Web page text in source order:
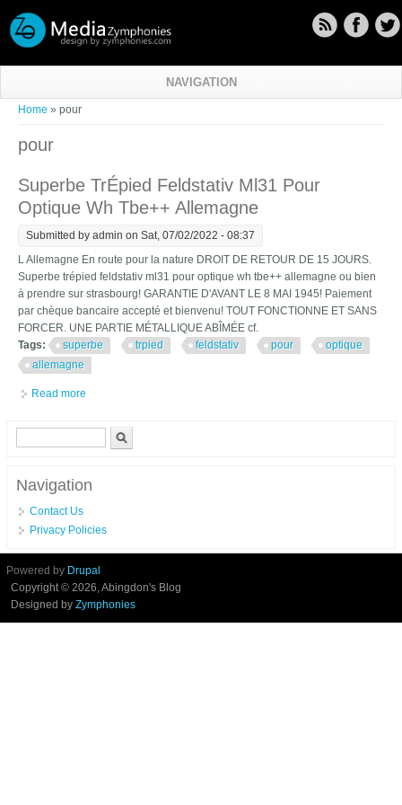
NAVIGATION
You are here
Home » pour
pour
Superbe TrÉpied Feldstativ Ml31 Pour
Optique Wh Tbe++ Allemagne
Submitted by admin on Sat, 07/02/2022 - 08:37
L Allemagne En route pour la nature DROIT DE RETOUR DE 15 JOURS.
Superbe trépied feldstativ ml31 pour optique wh tbe++ allemagne ou bien
à prendre sur strasbourg! GARANTIE D'AVANT LE 8 MAI 1945! Paiement
par chèque bancaire accepté et bienvenu! TOUT FONCTIONNE ET SANS
FORCER. UNE PARTIE MÉTALLIQUE ABÎMÉE cf.
Tags:
superbe trpied feldstativ pour
optique
allemagne
Read more
Search form
Navigation
Contact Us
Privacy Policies
Powered by Drupal
Copyright © 2026, Abingdon's Blog
Designed by Zymphonies